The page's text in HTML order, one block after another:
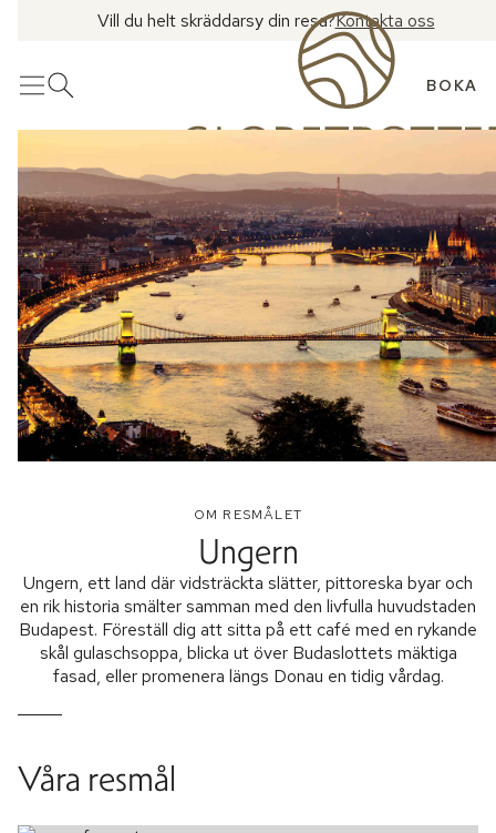
Vill du helt skräddarsy din resa?Kontakta oss
MenyÖppna sök BOKA
OM RESMÅLET
Ungern
Ungern, ett land där vidsträckta slätter, pittoreska byar och
en rik historia smälter samman med den livfulla huvudstaden
Budapest. Föreställ dig att sitta på ett café med en rykande
skål gulaschsoppa, blicka ut över Budaslottets mäktiga
fasad, eller promenera längs Donau en tidig vårdag.
Våra resmål